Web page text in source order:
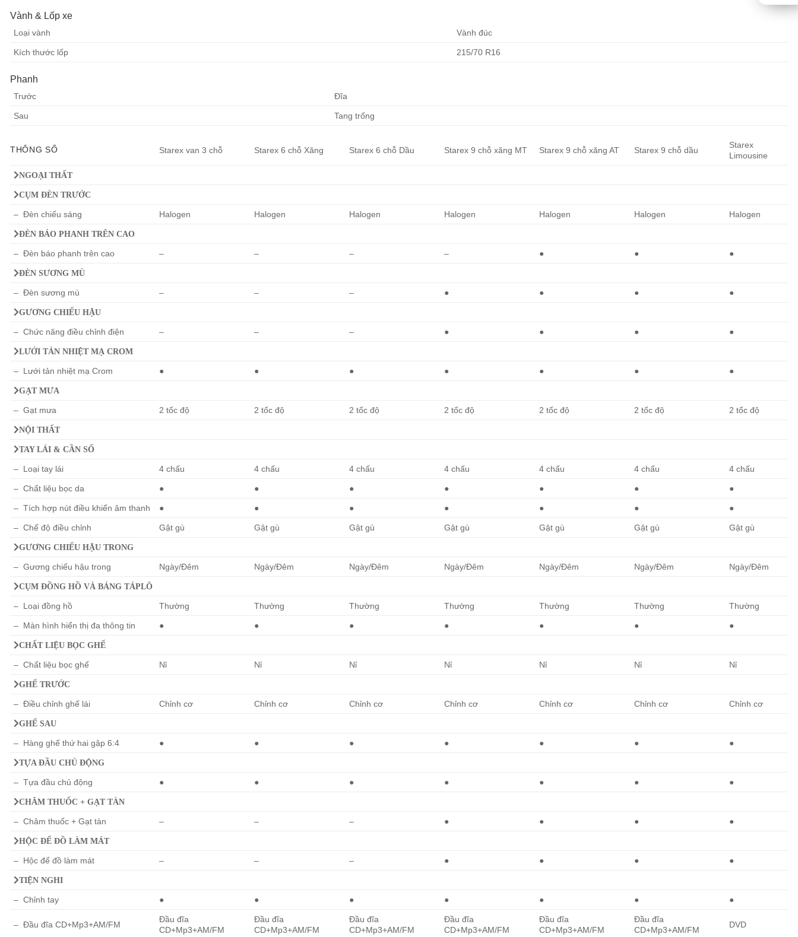
Vành & Lốp xe
Loại vành Vành đúc
Kích thước lốp 215/70 R16
Phanh
Trước Đĩa
Sau Tang trống
THÔNG SỐ Starex van 3 chỗ Starex 6 chỗ Xăng Starex 6 chỗ Dầu Starex 9 chỗ xăng MT Starex 9 chỗ xăng AT Starex 9 chỗ dầu
Starex
Limousine
NGOẠI THẤT
CỤM ĐÈN TRƯỚC
– Đèn chiếu sáng Halogen Halogen Halogen Halogen Halogen Halogen Halogen
ĐÈN BÁO PHANH TRÊN CAO
– Đèn báo phanh trên cao – – – – ● ● ●
ĐÈN SƯƠNG MÙ
– Đèn sương mù – – – ● ● ● ●
GƯƠNG CHIẾU HẬU
– Chức năng điều chỉnh điện – – – ● ● ● ●
LƯỚI TẢN NHIỆT MẠ CROM
– Lưới tản nhiệt mạ Crom ● ● ● ● ● ● ●
GẠT MƯA
– Gạt mưa 2 tốc độ 2 tốc độ 2 tốc độ 2 tốc độ 2 tốc độ 2 tốc độ 2 tốc độ
NỘI THẤT
TAY LÁI & CẦN SỐ
– Loại tay lái 4 chấu 4 chấu 4 chấu 4 chấu 4 chấu 4 chấu 4 chấu
– Chất liệu bọc da ● ● ● ● ● ● ●
– Tích hợp nút điều khiển âm thanh ● ● ● ● ● ● ●
– Chế độ điều chỉnh Gật gù Gật gù Gật gù Gật gù Gật gù Gật gù Gật gù
GƯƠNG CHIẾU HẬU TRONG
– Gương chiếu hậu trong Ngày/Đêm Ngày/Đêm Ngày/Đêm Ngày/Đêm Ngày/Đêm Ngày/Đêm Ngày/Đêm
CỤM ĐỒNG HỒ VÀ BẢNG TÁPLÔ
– Loại đồng hồ Thường Thường Thường Thường Thường Thường Thường
– Màn hình hiển thị đa thông tin ● ● ● ● ● ● ●
CHẤT LIỆU BỌC GHẾ
– Chất liệu bọc ghế Nỉ Nỉ Nỉ Nỉ Nỉ Nỉ Nỉ
GHẾ TRƯỚC
– Điều chỉnh ghế lái Chỉnh cơ Chỉnh cơ Chỉnh cơ Chỉnh cơ Chỉnh cơ Chỉnh cơ Chỉnh cơ
GHẾ SAU
– Hàng ghế thứ hai gập 6:4 ● ● ● ● ● ● ●
TỰA ĐẦU CHỦ ĐỘNG
– Tựa đầu chủ động ● ● ● ● ● ● ●
CHÂM THUỐC + GẠT TÀN
– Châm thuốc + Gạt tàn – – – ● ● ● ●
HỘC ĐỂ ĐỒ LÀM MÁT
– Hộc để đồ làm mát – – – ● ● ● ●
TIỆN NGHI
– Chỉnh tay ● ● ● ● ● ● ●
– Đầu đĩa CD+Mp3+AM/FM
Đầu đĩa
CD+Mp3+AM/FM
Đầu đĩa
CD+Mp3+AM/FM
Đầu đĩa
CD+Mp3+AM/FM
Đầu đĩa
CD+Mp3+AM/FM
Đầu đĩa
CD+Mp3+AM/FM
Đầu đĩa
CD+Mp3+AM/FM
DVD